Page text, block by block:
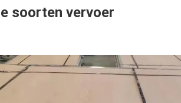
soorten vervoer